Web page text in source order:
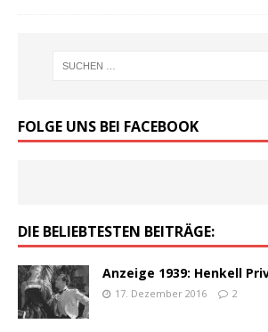
FOLGE UNS BEI FACEBOOK
DIE BELIEBTESTEN BEITRÄGE:
Anzeige 1939: Henkell
17. Dezember 2016 2